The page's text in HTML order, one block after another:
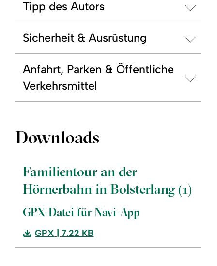
Tipp des Autors
Sicherheit & Ausrüstung
Anfahrt, Parken & Öffentliche
Verkehrsmittel
Downloads
Familientour an der
Hörnerbahn in Bolsterlang (1)
GPX-Datei für Navi-App
Download:
Familientour
GPX | 7.22 KB